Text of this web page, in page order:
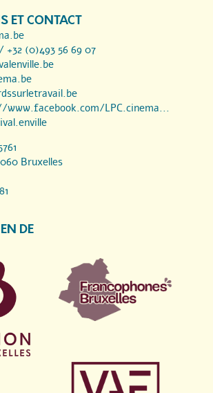
ET CONTACT
+32 (0)493 56 69 07
LPC.cinema...
Bruxelles
DE